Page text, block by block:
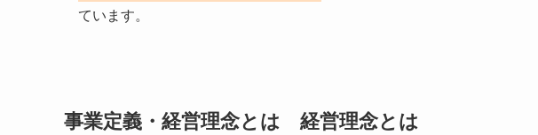
ています。
事業定義・経営理念とは 経営理念とは